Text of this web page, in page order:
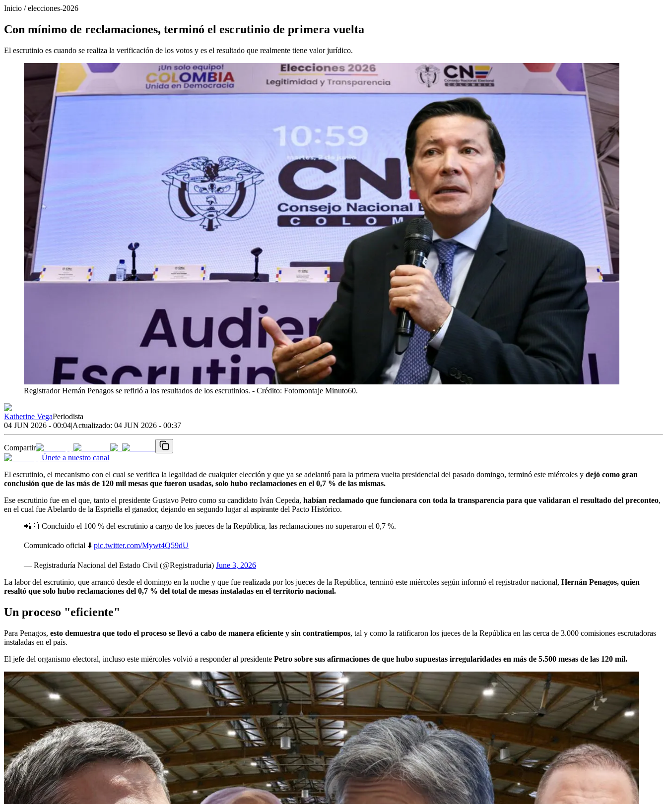
Inicio /elecciones-2026
Con mínimo de reclamaciones, terminó el escrutinio de primera vuelta
El escrutinio es cuando se realiza la verificación de los votos y es el resultado que realmente tiene valor jurídico.
Registrador Hernán Penagos se refirió a los resultados de los escrutinios. - Crédito: Fotomontaje Minuto60.
Katherine VegaPeriodista
04 JUN 2026 - 00:04|Actualizado: 04 JUN 2026 - 00:37
Compartir
Únete a nuestro canal
El escrutinio, el mecanismo con el cual se verifica la legalidad de cualquier elección y que ya se adelantó para la primera vuelta presidencial del pasado domingo, terminó este miércoles y dejó como gran
conclusión que de las más de 120 mil mesas que fueron usadas, solo hubo reclamaciones en el 0,7 % de las mismas.
Ese escrutinio fue en el que, tanto el presidente Gustavo Petro como su candidato Iván Cepeda, habían reclamado que funcionara con toda la transparencia para que validaran el resultado del preconteo,
en el cual fue Abelardo de la Espriella el ganador, dejando en segundo lugar al aspirante del Pacto Histórico.
📲📰 Concluido el 100 % del escrutinio a cargo de los jueces de la República, las reclamaciones no superaron el 0,7 %.
Comunicado oficial ⬇️ pic.twitter.com/Mywt4Q59dU
— Registraduría Nacional del Estado Civil (@Registraduria) June 3, 2026
La labor del escrutinio, que arrancó desde el domingo en la noche y que fue realizada por los jueces de la República, terminó este miércoles según informó el registrador nacional, Hernán Penagos, quien
resaltó que solo hubo reclamaciones del 0,7 % del total de mesas instaladas en el territorio nacional.
Un proceso "eficiente"
Para Penagos, esto demuestra que todo el proceso se llevó a cabo de manera eficiente y sin contratiempos, tal y como la ratificaron los jueces de la República en las cerca de 3.000 comisiones escrutadoras
instaladas en el país.
El jefe del organismo electoral, incluso este miércoles volvió a responder al presidente Petro sobre sus afirmaciones de que hubo supuestas irregularidades en más de 5.500 mesas de las 120 mil.